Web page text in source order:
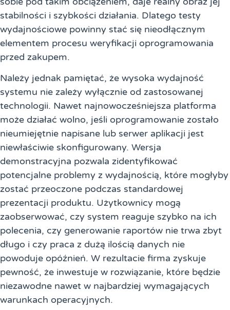
stabilności i szybkości działania. Dlatego testy
wydajnościowe powinny stać się nieodłącznym
elementem procesu weryfikacji oprogramowania
przed zakupem.
Należy jednak pamiętać, że wysoka wydajność
systemu nie zależy wyłącznie od zastosowanej
technologii. Nawet najnowocześniejsza platforma
może działać wolno, jeśli oprogramowanie zostało
nieumiejętnie napisane lub serwer aplikacji jest
niewłaściwie skonfigurowany. Wersja
demonstracyjna pozwala zidentyfikować
potencjalne problemy z wydajnością, które mogłyby
zostać przeoczone podczas standardowej
prezentacji produktu. Użytkownicy mogą
zaobserwować, czy system reaguje szybko na ich
polecenia, czy generowanie raportów nie trwa zbyt
długo i czy praca z dużą ilością danych nie
powoduje opóźnień. W rezultacie firma zyskuje
pewność, że inwestuje w rozwiązanie, które będzie
niezawodne nawet w najbardziej wymagających
warunkach operacyjnych.